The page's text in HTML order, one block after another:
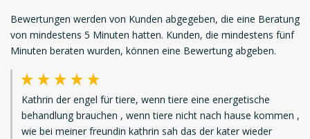
Bewertungen werden von Kunden abgegeben, die eine Beratung
von mindestens 5 Minuten hatten. Kunden, die mindestens fünf
Minuten beraten wurden, können eine Bewertung abgeben.
Kathrin der engel für tiere, wenn tiere eine energetische
behandlung brauchen , wenn tiere nicht nach hause kommen ,
wie bei meiner freundin kathrin sah das der kater wieder